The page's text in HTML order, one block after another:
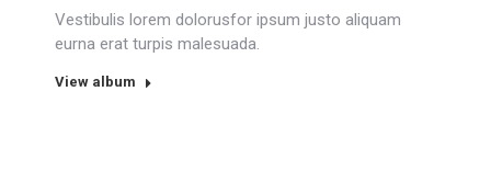
Vestibulis lorem dolorusfor ipsum justo aliquam
eurna erat turpis malesuada.
View album